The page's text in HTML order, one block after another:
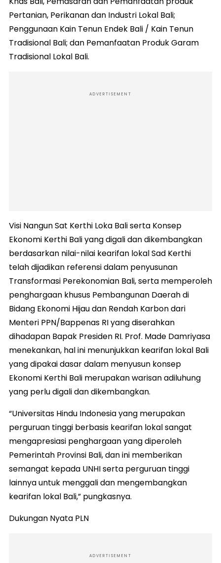
Pertanian, Perikanan dan Industri Lokal Bali;
Penggunaan Kain Tenun Endek Bali / Kain Tenun
Tradisional Bali; dan Pemanfaatan Produk Garam
Tradisional Lokal Bali.
ADVERTISEMENT
Visi Nangun Sat Kerthi Loka Bali serta Konsep
Ekonomi Kerthi Bali yang digali dan dikembangkan
berdasarkan nilai-nilai kearifan lokal Sad Kerthi
telah dijadikan referensi dalam penyusunan
Transformasi Perekonomian Bali, serta memperoleh
penghargaan khusus Pembangunan Daerah di
Bidang Ekonomi Hijau dan Rendah Karbon dari
Menteri PPN/Bappenas RI yang diserahkan
dihadapan Bapak Presiden RI. Prof. Made Damriyasa
menekankan, hal ini menunjukkan kearifan lokal Bali
yang dipakai dasar dalam menyusun konsep
Ekonomi Kerthi Bali merupakan warisan adiluhung
yang perlu digali dan dikembangkan.
“Universitas Hindu Indonesia yang merupakan
perguruan tinggi berbasis kearifan lokal sangat
mengapresiasi penghargaan yang diperoleh
Pemerintah Provinsi Bali, dan ini memberikan
semangat kepada UNHI serta perguruan tinggi
lainnya untuk menggali dan mengembangkan
kearifan lokal Bali,” pungkasnya.
Dukungan Nyata PLN
ADVERTISEMENT